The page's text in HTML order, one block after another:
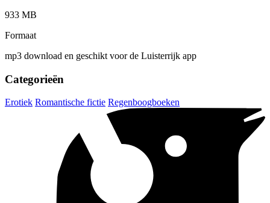
933 MB
Formaat
mp3 download en geschikt voor de Luisterrijk app
Categorieën
Erotiek Romantische fictie Regenboogboeken